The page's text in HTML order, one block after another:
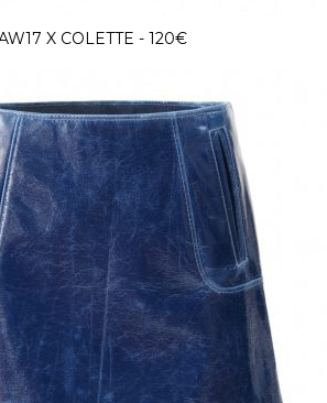
X COLETTE - 120€